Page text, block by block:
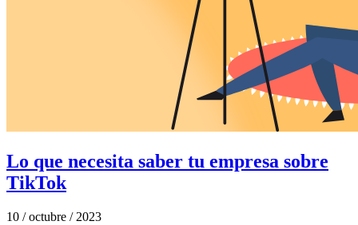
Lo que necesita saber tu empresa sobre
TikTok
10 / octubre / 2023